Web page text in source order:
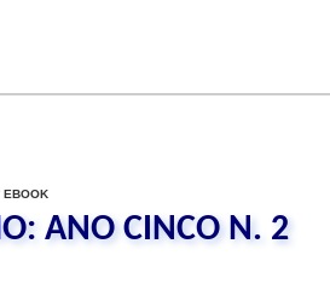
ANO CINCO N. 2